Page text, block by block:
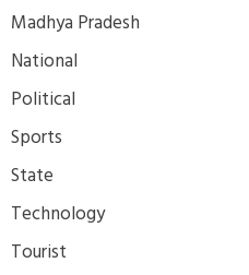
Madhya Pradesh
National
Political
Sports
State
Technology
Tourist